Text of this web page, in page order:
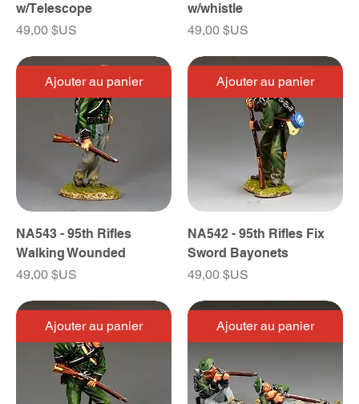
w/Telescope
Prix
49,00 $US
w/whistle
Prix
49,00 $US
Ajouter au panier
NA543 - 95th Rifles
Walking Wounded
Prix
49,00 $US
Ajouter au panier
NA542 - 95th Rifles Fix
Sword Bayonets
Prix
49,00 $US
Ajouter au panier Ajouter au panier